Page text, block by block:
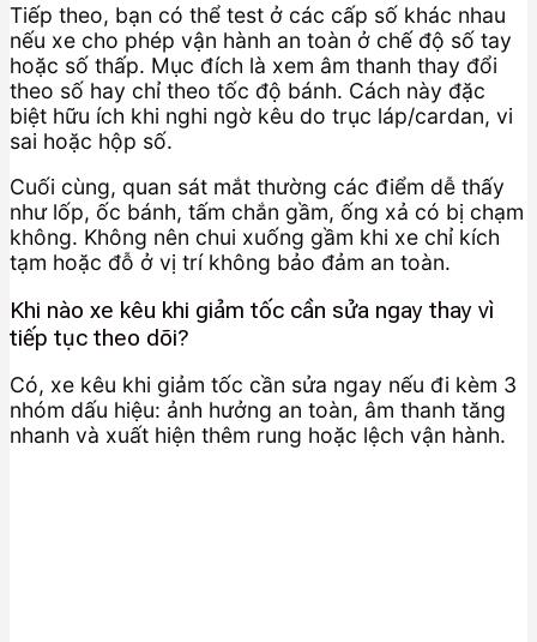
Tiếp theo, bạn có thể test ở các cấp số khác nhau
nếu xe cho phép vận hành an toàn ở chế độ số tay
hoặc số thấp. Mục đích là xem âm thanh thay đổi
theo số hay chỉ theo tốc độ bánh. Cách này đặc
biệt hữu ích khi nghi ngờ kêu do trục láp/cardan, vi
sai hoặc hộp số.
Cuối cùng, quan sát mắt thường các điểm dễ thấy
như lốp, ốc bánh, tấm chắn gầm, ống xả có bị chạm
không. Không nên chui xuống gầm khi xe chỉ kích
tạm hoặc đỗ ở vị trí không bảo đảm an toàn.
Khi nào xe kêu khi giảm tốc cần sửa ngay thay vì
tiếp tục theo dõi?
Có, xe kêu khi giảm tốc cần sửa ngay nếu đi kèm 3
nhóm dấu hiệu: ảnh hưởng an toàn, âm thanh tăng
nhanh và xuất hiện thêm rung hoặc lệch vận hành.